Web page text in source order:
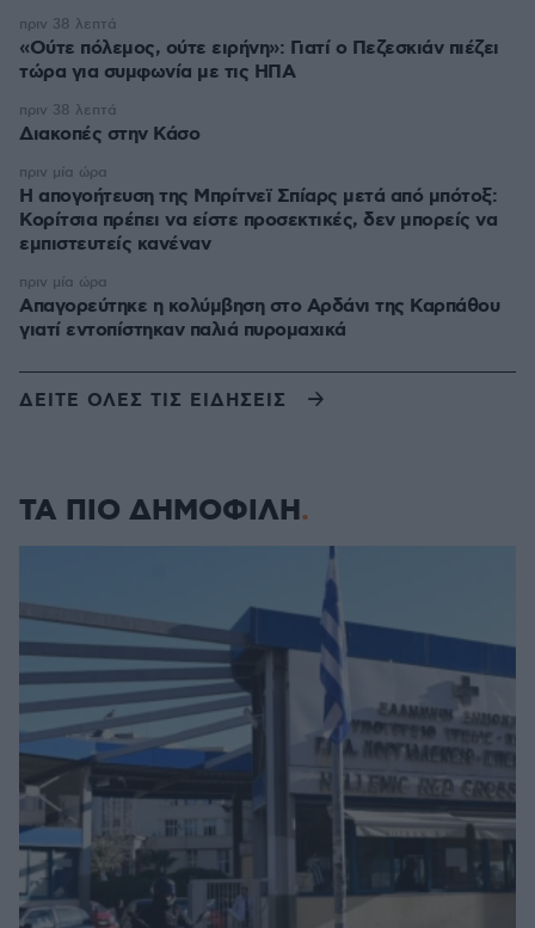
«Ούτε πόλεμος, ούτε ειρήνη»: Γιατί ο Πεζεσκιάν πιέζει
τώρα για συμφωνία με τις ΗΠΑ
πριν 38 λεπτά
Διακοπές στην Κάσο
πριν 38 λεπτά
Η απογοήτευση της Μπρίτνεϊ Σπίαρς μετά από μπότοξ:
Κορίτσια πρέπει να είστε προσεκτικές, δεν μπορείς να
εμπιστευτείς κανέναν
πριν μία ώρα
Απαγορεύτηκε η κολύμβηση στο Αρδάνι της Καρπάθου
γιατί εντοπίστηκαν παλιά πυρομαχικά
πριν μία ώρα
ΔΕΙΤΕ ΟΛΕΣ ΤΙΣ ΕΙΔΗΣΕΙΣ
ΤΑ ΠΙΟ ΔΗΜΟΦΙΛΗ